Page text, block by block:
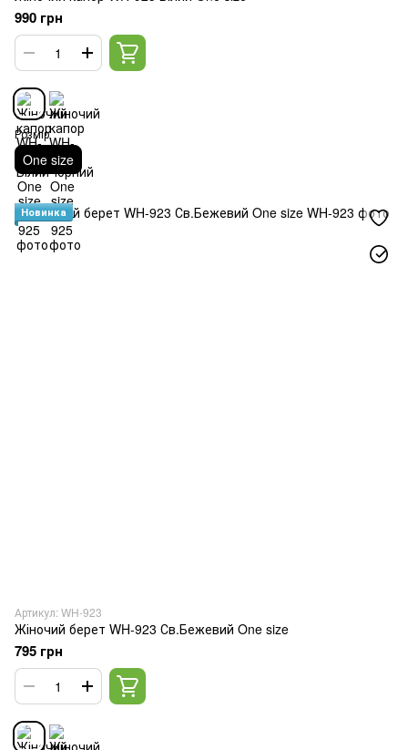
990 грн
Розмір
One size
Новинка
Артикул: WH-923
Жіночий берет WH-923 Св.Бежевий One size
795 грн